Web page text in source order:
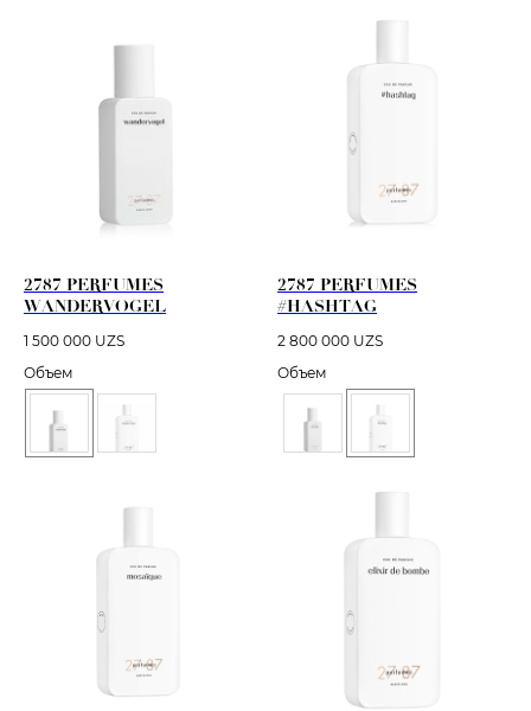
2787 PERFUMES
WANDERVOGEL
1 500 000 UZS
Объем
2787 PERFUMES
#HASHTAG
2 800 000 UZS
Объем